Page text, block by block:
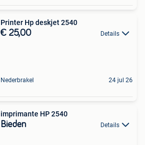
Printer Hp deskjet 2540
€ 25,00 Details
Nederbrakel 24 jul 26
imprimante HP 2540
Bieden Details